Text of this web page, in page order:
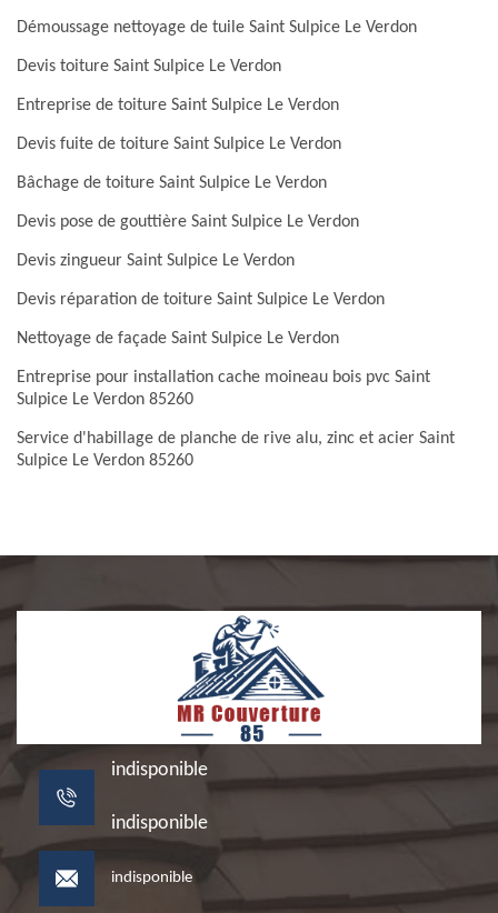
Démoussage nettoyage de tuile Saint Sulpice Le Verdon
Devis toiture Saint Sulpice Le Verdon
Entreprise de toiture Saint Sulpice Le Verdon
Devis fuite de toiture Saint Sulpice Le Verdon
Bâchage de toiture Saint Sulpice Le Verdon
Devis pose de gouttière Saint Sulpice Le Verdon
Devis zingueur Saint Sulpice Le Verdon
Devis réparation de toiture Saint Sulpice Le Verdon
Nettoyage de façade Saint Sulpice Le Verdon
Entreprise pour installation cache moineau bois pvc Saint
Sulpice Le Verdon 85260
Service d'habillage de planche de rive alu, zinc et acier Saint
Sulpice Le Verdon 85260
indisponible
indisponible
indisponible